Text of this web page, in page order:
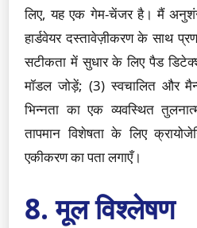
लिए, यह एक गेम-चेंजर है। मैं
हार्डवेयर दस्तावेज़ीकरण के साथ
सटीकता में सुधार के लिए पैड
मॉडल जोड़ें; (3) स्वचालित और
भिन्नता का एक व्यवस्थित
तापमान विशेषता के लिए
एकीकरण का पता लगाएँ।
8. मूल विश्लेषण